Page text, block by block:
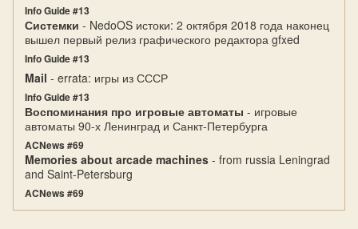
Info Guide #13
Системки - NedoOS истоки: 2 октября 2018 года наконец
вышел первый релиз графического редактора gfxed
Info Guide #13
Mail - errata: игры из СССР
Info Guide #13
Воспоминания про игровые автоматы - игровые
автоматы 90-х Ленинград и Санкт-Петербурга
ACNews #69
Memories about arcade machines - from russia Leningrad
and Saint-Petersburg
ACNews #69